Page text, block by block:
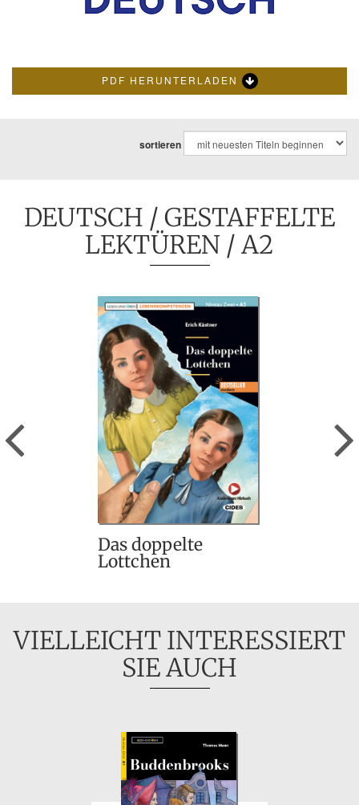
PDF HERUNTERLADEN
sortieren
DEUTSCH / GESTAFFELTE
LEKTÜREN / A2
Das doppelte
Lottchen
Previous
VIELLEICHT INTERESSIERT
SIE AUCH